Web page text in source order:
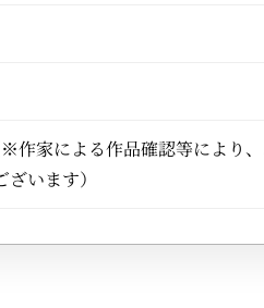
作家による作品確認等により
います）